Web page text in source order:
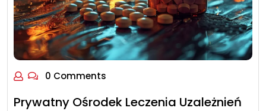
0 Comments
Prywatny Ośrodek Leczenia Uzależnień